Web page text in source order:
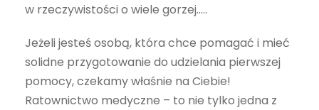
w rzeczywistości o wiele gorzej…..
Jeżeli jesteś osobą, która chce pomagać i mieć
solidne przygotowanie do udzielania pierwszej
pomocy, czekamy właśnie na Ciebie!
Ratownictwo medyczne – to nie tylko jedna z